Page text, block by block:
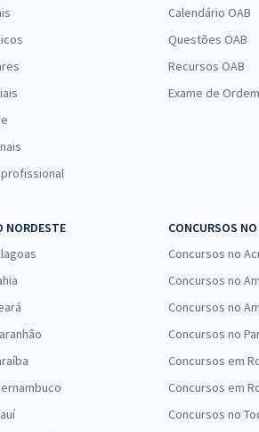
Calendário OAB
Questões OAB
Recursos OAB
Exame de Ordem
NORDESTE
CONCURSOS
Concursos no
Concursos no
Concursos no
Concursos no
Concursos em
Concursos em
Concursos no